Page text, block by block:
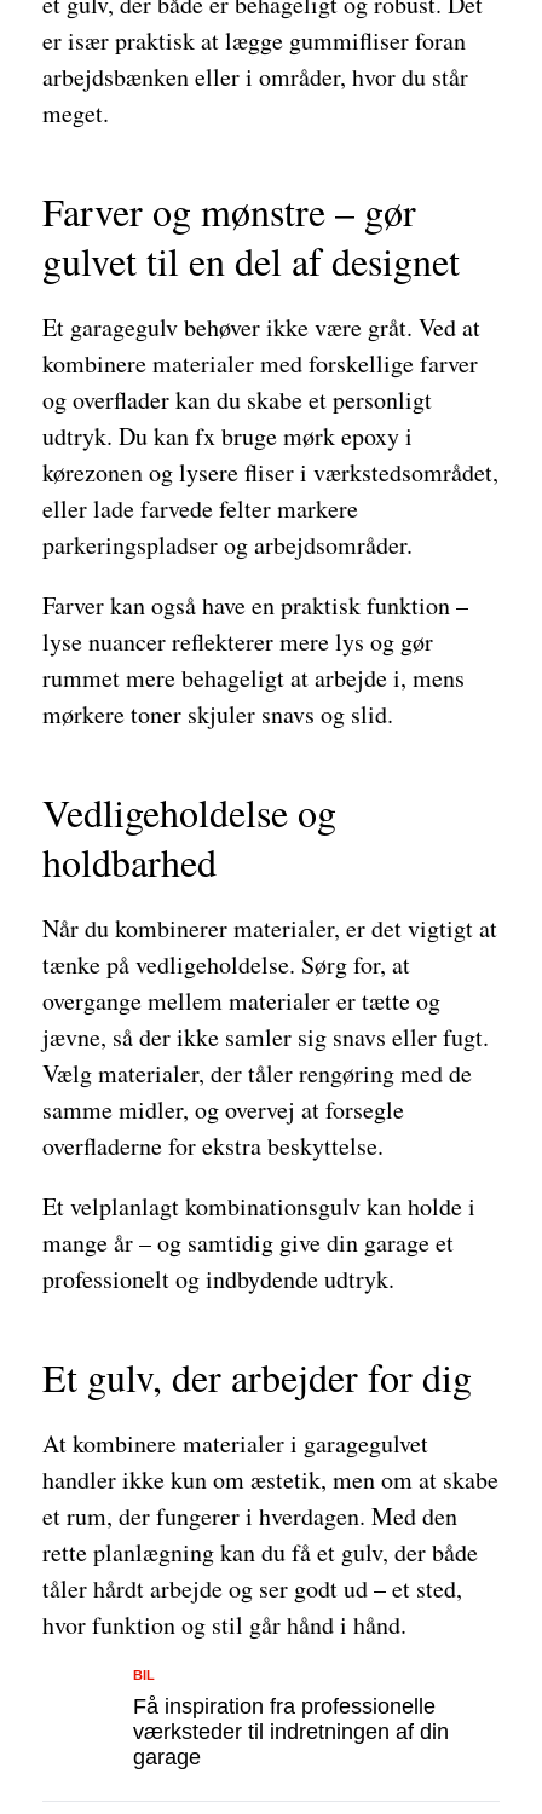
er især praktisk at lægge gummifliser foran
arbejdsbænken eller i områder, hvor du står
meget.
Farver og mønstre – gør
gulvet til en del af designet
Et garagegulv behøver ikke være gråt. Ved at
kombinere materialer med forskellige farver
og overflader kan du skabe et personligt
udtryk. Du kan fx bruge mørk epoxy i
kørezonen og lysere fliser i værkstedsområdet,
eller lade farvede felter markere
parkeringspladser og arbejdsområder.
Farver kan også have en praktisk funktion –
lyse nuancer reflekterer mere lys og gør
rummet mere behageligt at arbejde i, mens
mørkere toner skjuler snavs og slid.
Vedligeholdelse og
holdbarhed
Når du kombinerer materialer, er det vigtigt at
tænke på vedligeholdelse. Sørg for, at
overgange mellem materialer er tætte og
jævne, så der ikke samler sig snavs eller fugt.
Vælg materialer, der tåler rengøring med de
samme midler, og overvej at forsegle
overfladerne for ekstra beskyttelse.
Et velplanlagt kombinationsgulv kan holde i
mange år – og samtidig give din garage et
professionelt og indbydende udtryk.
Et gulv, der arbejder for dig
At kombinere materialer i garagegulvet
handler ikke kun om æstetik, men om at skabe
et rum, der fungerer i hverdagen. Med den
rette planlægning kan du få et gulv, der både
tåler hårdt arbejde og ser godt ud – et sted,
hvor funktion og stil går hånd i hånd.
Få inspiration fra professionelle
værksteder til indretningen af din
garage
BIL